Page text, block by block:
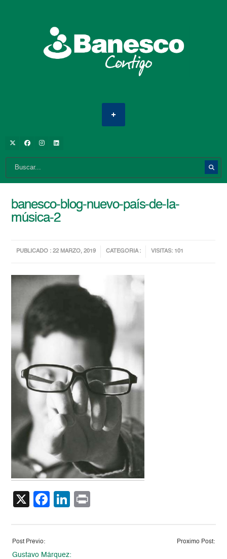
banesco-blog-nuevo-país-de-la-
música-2
PUBLICADO : 22 MARZO, 2019 CATEGORIA : VISITAS: 101
X Facebook
LinkedIn
Post Previo:
Gustavo Márquez:
Proximo Post: